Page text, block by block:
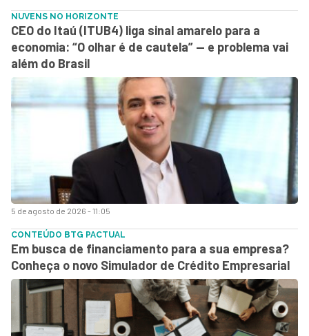
5 de agosto de 2026 - 11:05
NUVENS NO HORIZONTE
CEO do Itaú (ITUB4) liga sinal amarelo para a
economia: “O olhar é de cautela” — e problema vai
além do Brasil
CONTEÚDO BTG PACTUAL
Em busca de financiamento para a sua empresa?
Conheça o novo Simulador de Crédito Empresarial